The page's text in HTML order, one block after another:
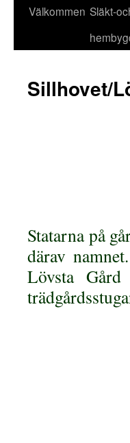
Välkommen Släkt-
Sillhovet/
Statarna på
därav
Lövsta